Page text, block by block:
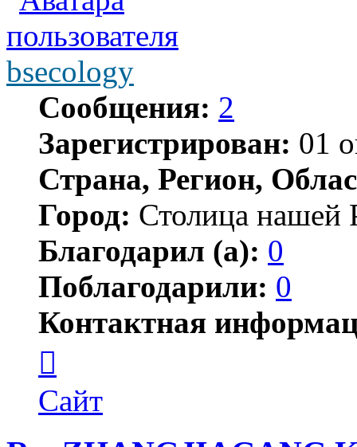
bsecology
Сообщения: 2
Зарегистрирован: 01
Страна, Регион,
Город: Столица нашей
Благодарил (а): 0
Поблагодарили: 0
Контактная
пользователя
bsecology
Сайт